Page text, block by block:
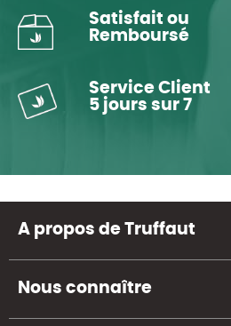
Satisfait ou
Remboursé
Service Client
5 jours sur 7
A propos de Truffaut
Nous connaître